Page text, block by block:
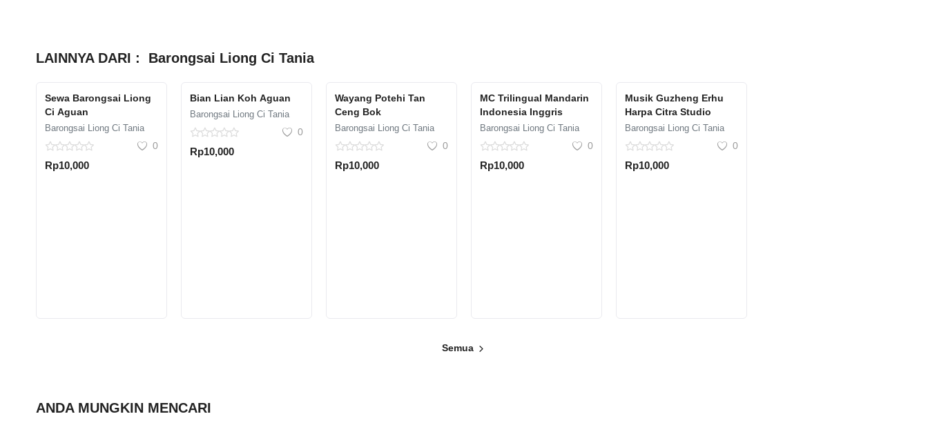
LAINNYA DARI : Barongsai Liong Ci Tania
Sewa Barongsai Liong
Ci Aguan
Barongsai Liong Ci Tania
0
Rp10,000
Bian Lian Koh Aguan
Barongsai Liong Ci Tania
0
Rp10,000
Wayang Potehi Tan
Ceng Bok
Barongsai Liong Ci Tania
0
Rp10,000
MC Trilingual Mandarin
Indonesia Inggris
Barongsai Liong Ci Tania
0
Rp10,000
Musik Guzheng Erhu
Harpa Citra Studio
Barongsai Liong Ci Tania
0
Rp10,000
Semua
ANDA MUNGKIN MENCARI